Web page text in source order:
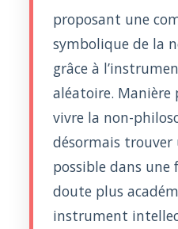
proposant une
symbolique de la
grâce à
aléatoire. Manière
vivre la non-
désormais
possible dans
doute plus
instrument